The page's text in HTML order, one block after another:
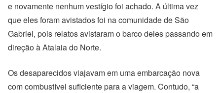
e novamente nenhum vestígio foi achado. A última vez
que eles foram avistados foi na comunidade de São
Gabriel, pois relatos avistaram o barco deles passando em
direção à Atalaia do Norte.
Os desaparecidos viajavam em uma embarcação nova
com combustível suficiente para a viagem. Contudo, “a